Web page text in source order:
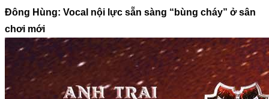
Đông Hùng: Vocal nội lực sẵn sàng “bùng cháy” ở sân
chơi mới